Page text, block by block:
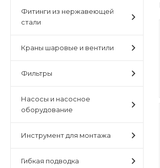
Фитинги из нержавеющей
стали
Краны шаровые и вентили
Фильтры
Насосы и насосное
оборудование
Инструмент для монтажа
Гибкая подводка